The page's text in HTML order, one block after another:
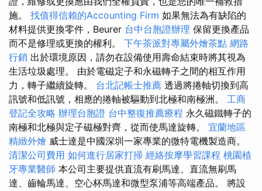
施。 找值得信賴的Accounting Firm 如果無法為有缺陷的
材料提供更換零件，Beurer 台中台胞證辦理 保留更換產品
而不是修理或更換的權利。 下午茶派對專屬外燴茶點 網路
行銷 出於環境原因，請勿在設備使用壽命結束時將其視為
生活垃圾處理。 由於電磁定子和永磁轉子之間的相互作用
力，轉子繼續旋轉。 台北記帳士推薦 透過將捲軸切換到高
訊號和低訊號，相應的捲軸被驅動到北極和南極洲。 工商
登記全攻略 辦理台胞證 台中整復推薦療程 永久磁鐵轉子的
南極和北極與定子磁極對齊，從而使馬達旋轉。 宜蘭地區
精緻外燴 威士達是中國深圳一家專業的微特電機製造商。
清潔公司費用 如何進行居家打掃 經絡按摩學習課程 桃園植
牙專業醫師 本公司主要提供直流有刷馬達、直流無刷馬
達、齒輪馬達、空心杯馬達和微型泵浦等高端產品。 將設